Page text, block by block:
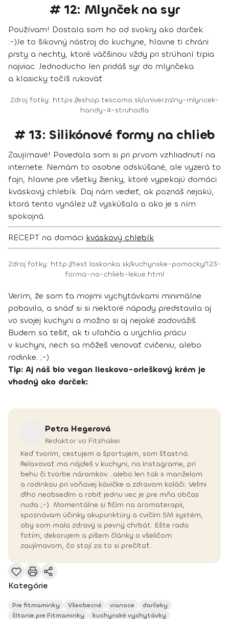
# 12: Mlynček na syr
Používam! Dostala som ho od svokry ako darček.
:-)Je to šikovný nástroj do kuchyne, hlavne ti chráni
prsty a nechty, ktoré väčšinou vždy pri strúhaní trpia
najviac. Jednoducho len pridáš syr do mlynčeka
a klasicky točíš rukoväť.
Zdroj fotky: https://eshop.tescoma.sk/univerzalny-mlyncek-
handy-4-struhadla
# 13: Silikónové formy na chlieb
Zaujímavé! Povedala som si pri prvom vzhliadnutí na
internete. Nemám to osobne odskúšané, ale vyzerá to
fajn, hlavne pre všetky žienky, ktoré vypekajú domáci
kváskový chlebík. Daj nám vedieť, ak poznáš nejakú,
ktorá tento vynález už vyskúšala a ako je s ním
spokojná.
RECEPT na domáci kváskový chlebík
Zdroj fotky: http://test.laskonka.sk/kuchynske-pomocky/123-
forma-na-chlieb-lekue.html
Verím, že som ťa mojimi vychytávkami minimálne
pobavila, a snáď si si niektoré nápady predstavila aj
vo svojej kuchyni a možno si aj nejaké zadovážiš.
Budem sa tešiť, ak ti uľahčia a urýchlia prácu
v kuchyni, nech sa môžeš venovať cvičeniu, alebo
rodinke. ;-)
Tip: Aj náš bio vegan lieskovo-orieškový krém je
vhodný ako darček:
Petra Hegerová
Redaktor vo Fitshaker
Keď tvorím, cestujem a športujem, som šťastná.
Relaxovať ma nájdeš v kuchyni, na Instagrame, pri
behu či tvorbe náramkov...alebo len tak s manželom
a rodinkou pri voňavej kávičke a zdravom koláči. Veľmi
dlho neobsedím a robiť jednu vec je pre mňa občas
nuda ;-). Momentálne si fičím na aromaterapii,
spoznávam účinky akupunktúry a cvičím SM systém,
aby som mala zdravý a pevný chrbát. Ešte rada
fotím, dekorujem a píšem články o všeličom
zaujímavom, čo stojí za to si prečítať.
Kategórie
Pre fitmaminky Všeobecné vianoce
darčeky
čítanie pre Fitmaminky
kuchynské vychytávky